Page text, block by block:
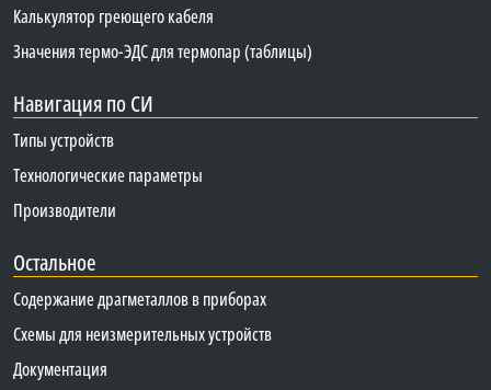
Калькулятор греющего кабеля
Значения термо-ЭДС для термопар (таблицы)
Навигация по СИ
Типы устройств
Технологические параметры
Производители
Остальное
Содержание драгметаллов в приборах
Схемы для неизмерительных устройств
Документация